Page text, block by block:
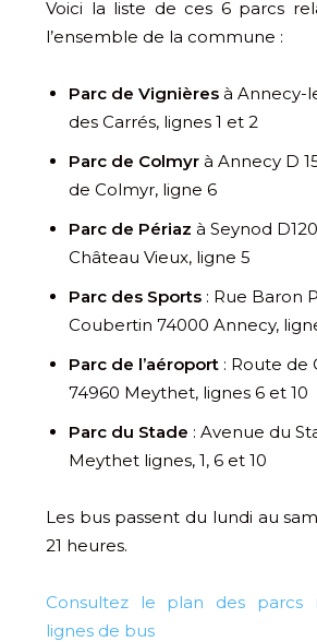
Voici la liste de ces 6 parcs
l’ensemble de la commune :
Parc de Vignières à Annecy-
des Carrés, lignes 1 et 2
Parc de Colmyr à Annecy D
de Colmyr, ligne 6
Parc de Périaz à Seynod
Château Vieux, ligne 5
Parc des Sports : Rue Baron
Coubertin 74000 Annecy,
Parc de l’aéroport : Route de
74960 Meythet, lignes 6 et 10
Parc du Stade : Avenue du
Meythet lignes, 1, 6 et 10
Les bus passent du lundi au
21 heures.
Consultez le plan des parcs
lignes de bus